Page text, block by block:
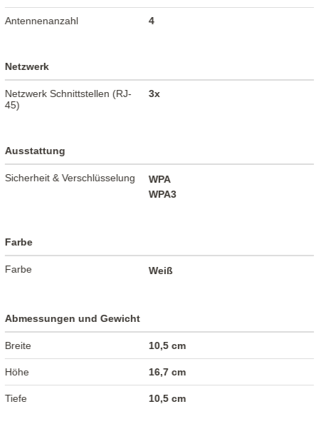
Antennenanzahl 4
Netzwerk
Netzwerk Schnittstellen (RJ-
45)
3x
Ausstattung
Sicherheit & Verschlüsselung
WPA
WPA3
Farbe
Farbe Weiß
Abmessungen und Gewicht
Breite 10,5 cm
Höhe 16,7 cm
Tiefe 10,5 cm